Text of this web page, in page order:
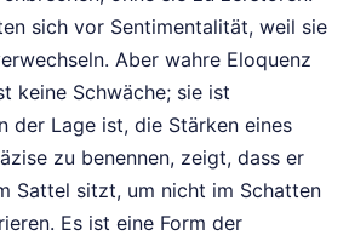
sich vor Sentimentalität, weil sie
Aber wahre Eloquenz
keine Schwäche; sie ist
der Lage ist, die Stärken eines
zu benennen, zeigt, dass er
Sattel sitzt, um nicht im Schatten
Es ist eine Form der